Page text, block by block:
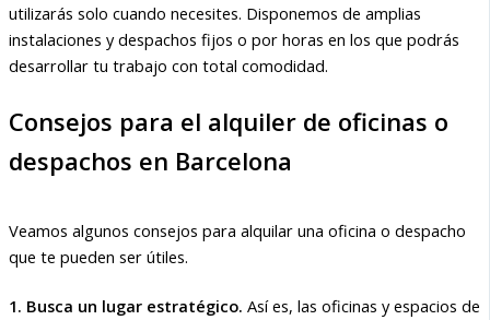
utilizarás solo cuando necesites. Disponemos de amplias
instalaciones y despachos fijos o por horas en los que podrás
desarrollar tu trabajo con total comodidad.
Consejos para el alquiler de oficinas o
despachos en Barcelona
Veamos algunos consejos para alquilar una oficina o despacho
que te pueden ser útiles.
1. Busca un lugar estratégico. Así es, las oficinas y espacios de